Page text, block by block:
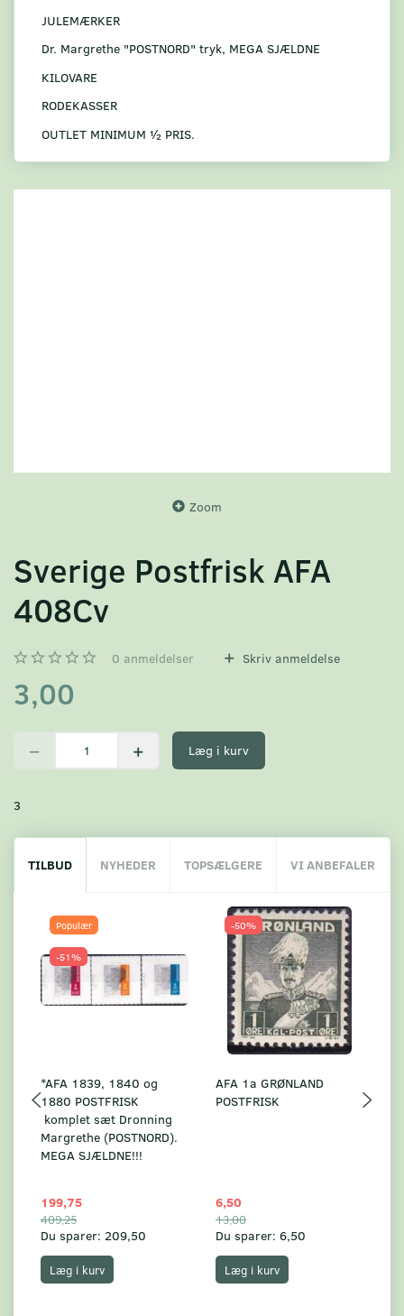
JULEMÆRKER
Dr. Margrethe "POSTNORD" tryk, MEGA SJÆLDNE
KILOVARE
RODEKASSER
OUTLET MINIMUM ½ PRIS.
Zoom
Sverige Postfrisk AFA
408Cv
0 anmeldelser Skriv anmeldelse
3,00
Læg i kurv
3
TILBUD NYHEDER TOPSÆLGERE VI ANBEFALER
Populær
-51%
*AFA 1839, 1840 og
1880 POSTFRISK
komplet sæt Dronning
Margrethe (POSTNORD).
MEGA SJÆLDNE!!!
199,75
409,25
Du sparer: 209,50
Læg i kurv
-50%
AFA 1a GRØNLAND
POSTFRISK
6,50
13,00
Du sparer: 6,50
Læg i kurv